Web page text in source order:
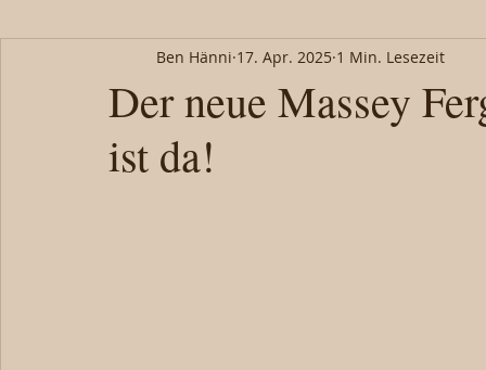
Der neue Massey
ist da!
Ben Hänni 17. Apr. 2025 1 Min. Lesezeit